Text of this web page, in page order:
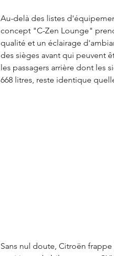
Au-delà des listes
concept "C-Zen Lounge"
qualité et un éclairage
des sièges avant qui peuvent
les passagers arrière dont les
668 litres, reste identique
Sans nul doute, Citroën